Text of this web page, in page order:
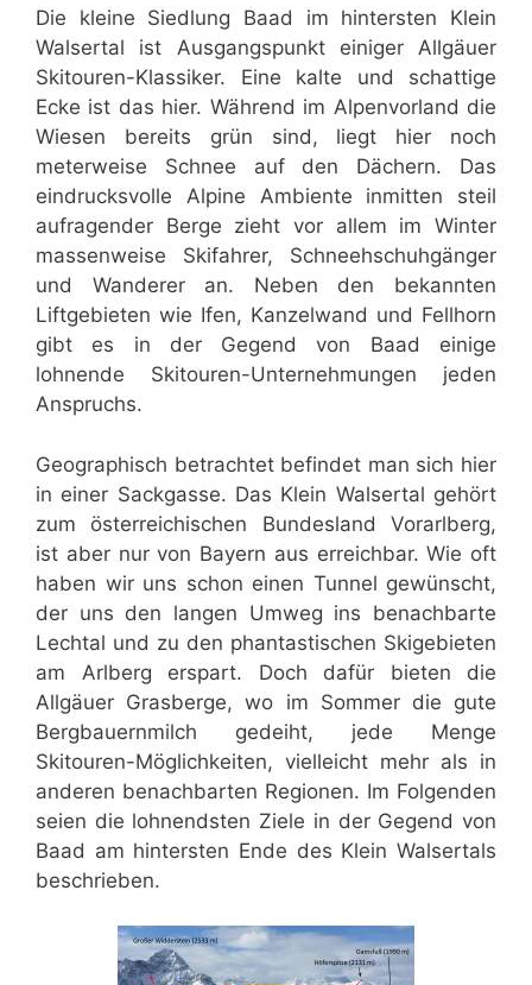
Die kleine Siedlung Baad im hintersten Klein
Walsertal ist Ausgangspunkt einiger Allgäuer
Skitouren-Klassiker. Eine kalte und schattige
Ecke ist das hier. Während im Alpenvorland die
Wiesen bereits grün sind, liegt hier noch
meterweise Schnee auf den Dächern. Das
eindrucksvolle Alpine Ambiente inmitten steil
aufragender Berge zieht vor allem im Winter
massenweise Skifahrer, Schneehschuhgänger
und Wanderer an. Neben den bekannten
Liftgebieten wie Ifen, Kanzelwand und Fellhorn
gibt es in der Gegend von Baad einige
lohnende Skitouren-Unternehmungen jeden
Anspruchs.
Geographisch betrachtet befindet man sich hier
in einer Sackgasse. Das Klein Walsertal gehört
zum österreichischen Bundesland Vorarlberg,
ist aber nur von Bayern aus erreichbar. Wie oft
haben wir uns schon einen Tunnel gewünscht,
der uns den langen Umweg ins benachbarte
Lechtal und zu den phantastischen Skigebieten
am Arlberg erspart. Doch dafür bieten die
Allgäuer Grasberge, wo im Sommer die gute
Bergbauernmilch gedeiht, jede Menge
Skitouren-Möglichkeiten, vielleicht mehr als in
anderen benachbarten Regionen. Im Folgenden
seien die lohnendsten Ziele in der Gegend von
Baad am hintersten Ende des Klein Walsertals
beschrieben.